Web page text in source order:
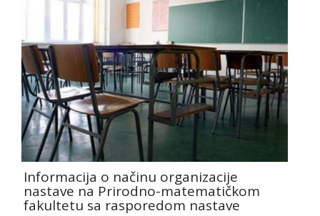
Informacija o načinu organizacije
nastave na Prirodno-matematičkom
fakultetu sa rasporedom nastave